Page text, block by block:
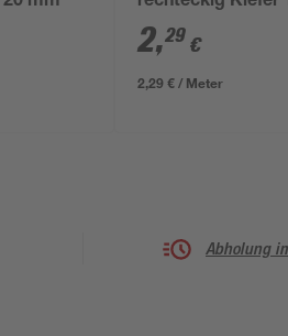
x 2 x 1 cm
2,29 €
2,29 € / Meter
Abholung